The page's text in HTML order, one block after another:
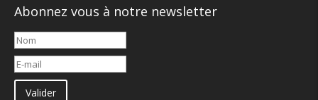
Abonnez vous à notre newsletter
Valider